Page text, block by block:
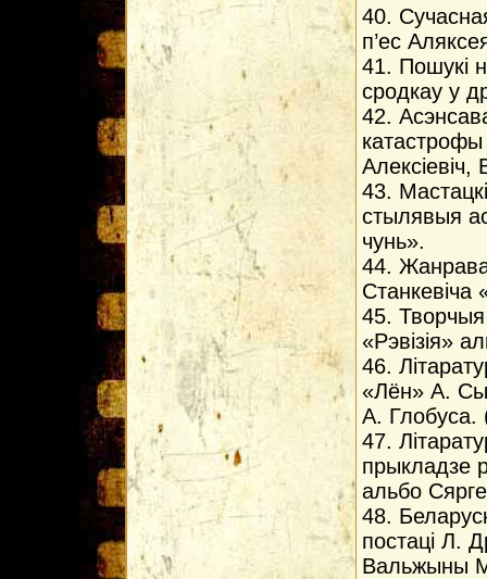
40.
п’ес
41. Пошукi
сродкау у
42.
Алексiевiч,
43.
стылявыя
чунь».
44.
Станкевiча
45.
«Рэвiзiя»
46.
«Лён» А.
А. Глобуса.
47.
прыкладзе
альбо
48.
постацi Л.
Вальжыны